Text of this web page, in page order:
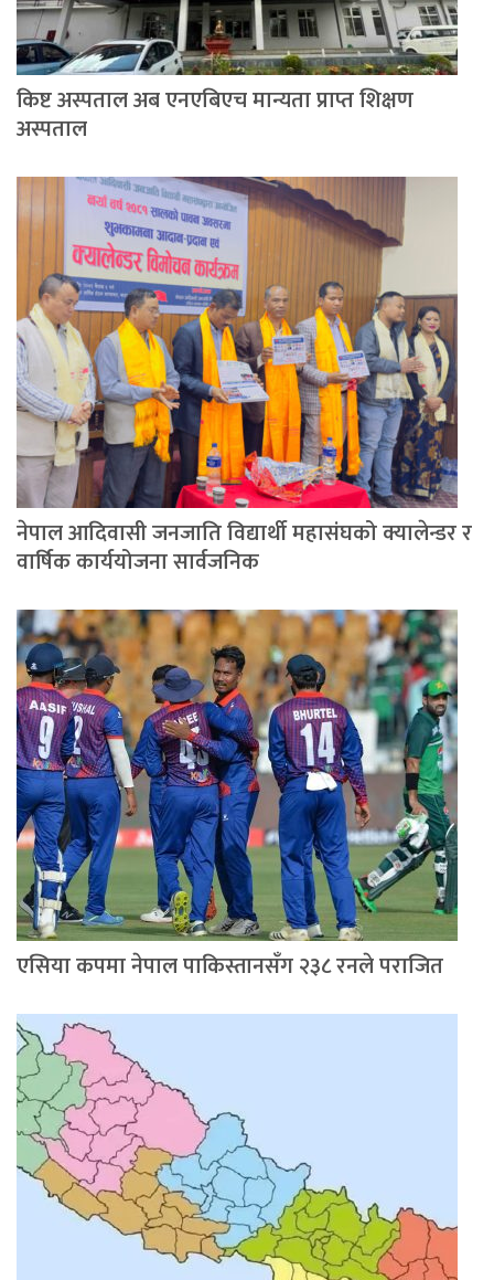
किष्ट अस्पताल अब एनएबिएच मान्यता प्राप्त शिक्षण
अस्पताल
नेपाल आदिवासी जनजाति विद्यार्थी महासंघको क्यालेन्डर र
वार्षिक कार्ययोजना सार्वजनिक
एसिया कपमा नेपाल पाकिस्तानसँग २३८ रनले पराजित